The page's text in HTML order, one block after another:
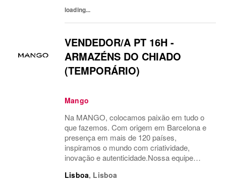
loading...
VENDEDOR/A PT 16H -
ARMAZÉNS DO CHIADO
(TEMPORÁRIO)
Mango
Na MANGO, colocamos paixão em tudo o
que fazemos. Com origem em Barcelona e
presença em mais de 120 países,
inspiramos o mundo com criatividade,
inovação e autenticidade.Nossa equipe
Temos orgulho em levar a moda além,
Lisboa, Lisboa